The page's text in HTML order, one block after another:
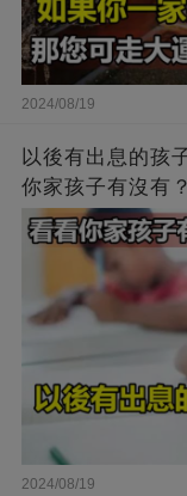
2024/08/19
以後有出息的孩
你家孩子有沒有？
2024/08/19